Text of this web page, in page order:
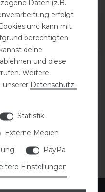
zu
Daten (z.B.
erfolgt
und kann mit
berechtigten
deine
und diese
Weitere
unserer Daten­schutz­
Statistik
Externe Medien
PayPal
Einstellungen